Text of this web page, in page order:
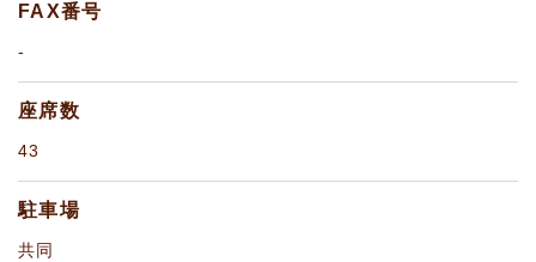
FAX番号
-
座席数
43
駐車場
共同